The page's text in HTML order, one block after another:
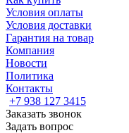
Условия оплаты
Условия доставки
Гарантия на товар
Компания
Новости
Политика
Контакты
+7 938 127 3415
Заказать звонок
Задать вопрос